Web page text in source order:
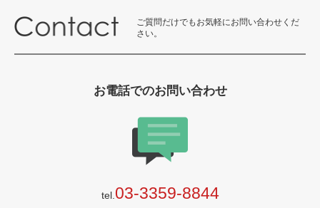
ご質問だけでもお気軽にお問い合わせくだ
さい。
お電話でのお問い合わせ
tel. 03-3359-8844